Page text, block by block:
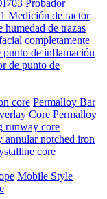
Probador
Medición de factor
de trazas
completamente
de inflamación
de punto de
core Permalloy Bar
Core Permalloy
runway core
annular notched iron
core
Mobile Style